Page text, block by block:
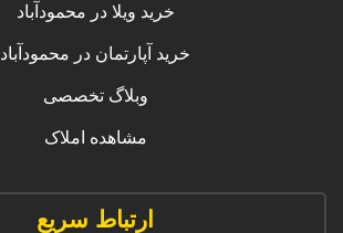
خرید ویلا در محمودآباد
خرید آپارتمان در محمودآباد
وبلاگ تخصصی
مشاهده املاک
ارتباط سریع